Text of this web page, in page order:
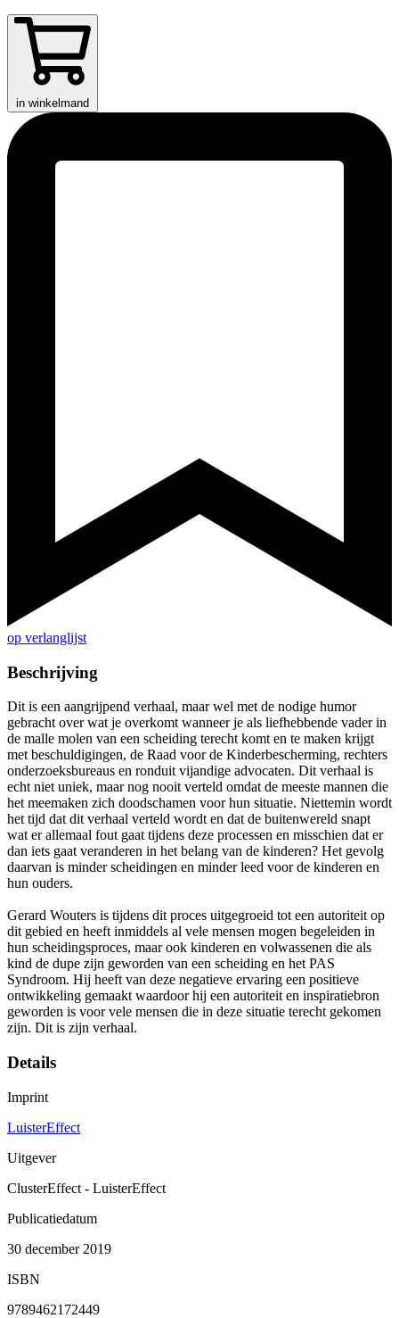
in winkelmand
op verlanglijst
Beschrijving
Dit is een aangrijpend verhaal, maar wel met de nodige humor
gebracht over wat je overkomt wanneer je als liefhebbende vader in
de malle molen van een scheiding terecht komt en te maken krijgt
met beschuldigingen, de Raad voor de Kinderbescherming, rechters
onderzoeksbureaus en ronduit vijandige advocaten. Dit verhaal is
echt niet uniek, maar nog nooit verteld omdat de meeste mannen die
het meemaken zich doodschamen voor hun situatie. Niettemin wordt
het tijd dat dit verhaal verteld wordt en dat de buitenwereld snapt
wat er allemaal fout gaat tijdens deze processen en misschien dat er
dan iets gaat veranderen in het belang van de kinderen? Het gevolg
daarvan is minder scheidingen en minder leed voor de kinderen en
hun ouders.
Gerard Wouters is tijdens dit proces uitgegroeid tot een autoriteit op
dit gebied en heeft inmiddels al vele mensen mogen begeleiden in
hun scheidingsproces, maar ook kinderen en volwassenen die als
kind de dupe zijn geworden van een scheiding en het PAS
Syndroom. Hij heeft van deze negatieve ervaring een positieve
ontwikkeling gemaakt waardoor hij een autoriteit en inspiratiebron
geworden is voor vele mensen die in deze situatie terecht gekomen
zijn. Dit is zijn verhaal.
Details
Imprint
LuisterEffect
Uitgever
ClusterEffect - LuisterEffect
Publicatiedatum
30 december 2019
ISBN
9789462172449